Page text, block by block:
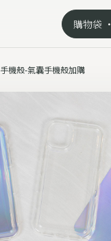
購物袋 ·
機殼-氣囊手機殼加購